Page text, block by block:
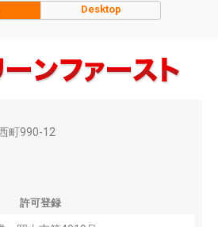
Desktop
町990-12
許可登録